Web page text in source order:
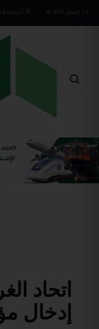
8 أغسطس 2026
اتحاد
إدخال